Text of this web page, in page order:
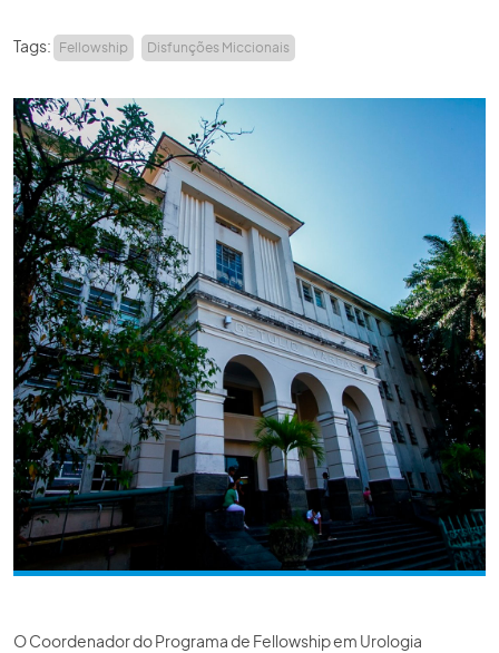
ACADEMIA SBU
CONTATO
Tags: Fellowship Disfunções Miccionais
O Coordenador do Programa de Fellowship em Urologia